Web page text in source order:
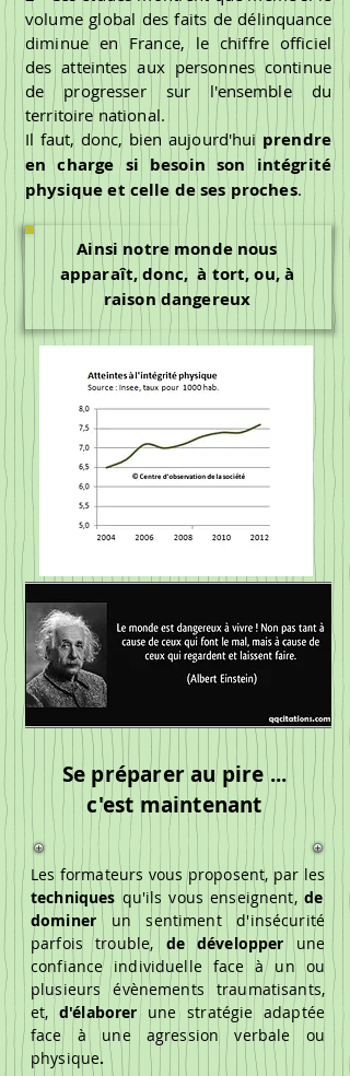
volume global des faits de délinquance
diminue en France, le chiffre officiel
des atteintes aux personnes continue
de progresser sur l'ensemble du
territoire national.
Il faut, donc, bien aujourd'hui prendre
en charge si besoin son intégrité
physique et celle de ses proches.
Ainsi notre monde nous
apparaît, donc, à tort, ou, à
raison dangereux
Se préparer au pire ...
c'est maintenant
Les formateurs vous proposent, par les
techniques qu'ils vous enseignent, de
dominer un sentiment d'insécurité
parfois trouble, de développer une
confiance individuelle face à un ou
plusieurs évènements traumatisants,
et,d'élaborer une stratégie adaptée
face à une agression verbale ou
physique.